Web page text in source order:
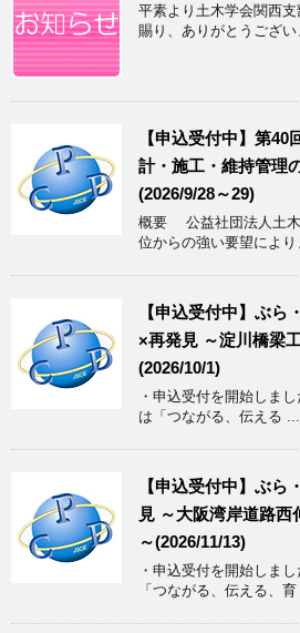
平素より土木学会関西
賜り、ありがとうござい
【申込受付中】第
計・施工・維持管理
(2026/9/28～29)
概要 公益社団法人土木
位からの強い要望により
【申込受付中】ぶら
×再発見 ～淀川橋梁
(2026/10/1)
・申込受付を開始しま
は「つながる、伝える ...
【申込受付中】ぶら
見 ～大阪湾岸道路
～(2026/11/13)
・申込受付を開始しま
「つながる、伝える、育